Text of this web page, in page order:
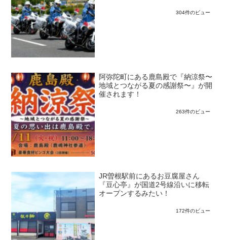
304件のビュー
阿弥陀町にある鹿島殿で『納涼祭〜
地域とつながる夏の感謝祭〜』が開
催されます！
263件のビュー
JR曽根駅前にあるお豆腐屋さん
『豆心亭』が国道2号線沿いに移転
オープンするみたい！
172件のビュー